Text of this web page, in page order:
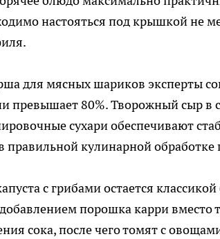
настояться под крышкой не
для мясных шариков эксперты
превышает 80%. Творожный сыр в
сухари обеспечивают
правильной кулинарной обработке
с грибами остается
порошка карри
сока, после чего томят с